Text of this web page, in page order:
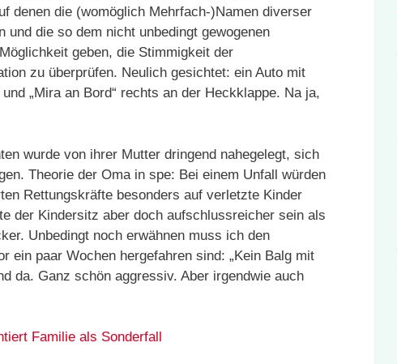
denen die (womöglich Mehrfach-)Namen diverser
und die so dem nicht unbedingt gewogenen
geben, die Stimmigkeit der
zu überprüfen. Neulich gesichtet: ein Auto mit
„Mira an Bord“ rechts an der Heckklappe. Na ja,
wurde von ihrer Mutter dringend nahegelegt, sich
Theorie der Oma in spe: Bei einem Unfall würden
Rettungskräfte besonders auf verletzte Kinder
der Kindersitz aber doch aufschlussreicher sein als
Unbedingt noch erwähnen muss ich den
ein paar Wochen hergefahren sind: „Kein Balg mit
da. Ganz schön aggressiv. Aber irgendwie auch
Familie als Sonderfall